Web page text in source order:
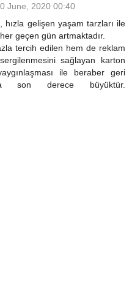
June, 2020 00:40
hızla gelişen yaşam tarzları ile
geçen gün artmaktadır.
tercih edilen hem de reklam
sağlayan karton
ile beraber geri
son derece büyüktür.